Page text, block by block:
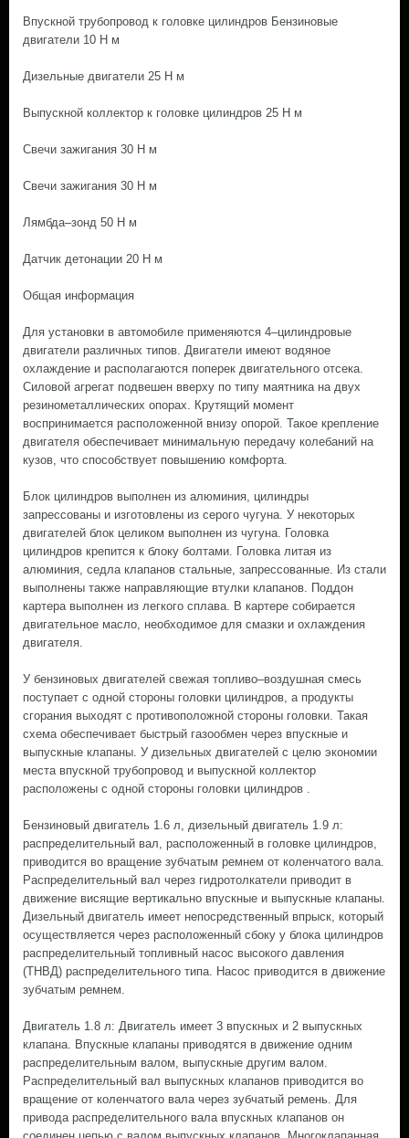
Впускной трубопровод к головке цилиндров Бензиновые
двигатели 10 Н м
Дизельные двигатели 25 Н м
Выпускной коллектор к головке цилиндров 25 Н м
Свечи зажигания 30 Н м
Свечи зажигания 30 Н м
Лямбда–зонд 50 Н м
Датчик детонации 20 Н м
Общая информация
Для установки в автомобиле применяются 4–цилиндровые
двигатели различных типов. Двигатели имеют водяное
охлаждение и располагаются поперек двигательного отсека.
Силовой агрегат подвешен вверху по типу маятника на двух
резинометаллических опорах. Крутящий момент
воспринимается расположенной внизу опорой. Такое крепление
двигателя обеспечивает минимальную передачу колебаний на
кузов, что способствует повышению комфорта.
Блок цилиндров выполнен из алюминия, цилиндры
запрессованы и изготовлены из серого чугуна. У некоторых
двигателей блок целиком выполнен из чугуна. Головка
цилиндров крепится к блоку болтами. Головка литая из
алюминия, седла клапанов стальные, запрессованные. Из стали
выполнены также направляющие втулки клапанов. Поддон
картера выполнен из легкого сплава. В картере собирается
двигательное масло, необходимое для смазки и охлаждения
двигателя.
У бензиновых двигателей свежая топливо–воздушная смесь
поступает с одной стороны головки цилиндров, а продукты
сгорания выходят с противоположной стороны головки. Такая
схема обеспечивает быстрый газообмен через впускные и
выпускные клапаны. У дизельных двигателей с целю экономии
места впускной трубопровод и выпускной коллектор
расположены с одной стороны головки цилиндров .
Бензиновый двигатель 1.6 л, дизельный двигатель 1.9 л:
распределительный вал, расположенный в головке цилиндров,
приводится во вращение зубчатым ремнем от коленчатого вала.
Распределительный вал через гидротолкатели приводит в
движение висящие вертикально впускные и выпускные клапаны.
Дизельный двигатель имеет непосредственный впрыск, который
осуществляется через расположенный сбоку у блока цилиндров
распределительный топливный насос высокого давления
(ТНВД) распределительного типа. Насос приводится в движение
зубчатым ремнем.
Двигатель 1.8 л: Двигатель имеет 3 впускных и 2 выпускных
клапана. Впускные клапаны приводятся в движение одним
распределительным валом, выпускные другим валом.
Распределительный вал выпускных клапанов приводится во
вращение от коленчатого вала через зубчатый ремень. Для
привода распределительного вала впускных клапанов он